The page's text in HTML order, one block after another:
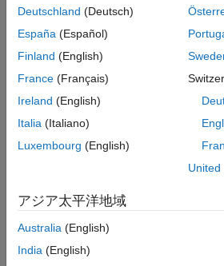
Deutschland (Deutsch)
España (Español)
Finland (English)
France (Français)
Ireland (English)
Italia (Italiano)
Luxembourg (English)
United
アジア太平洋地域
Australia (English)
India (English)
© 1994-2026 The MathWorks, Inc.